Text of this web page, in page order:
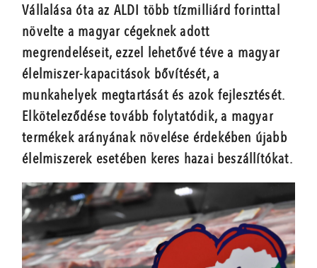
Vállalása óta az ALDI több tízmilliárd forinttal
növelte a magyar cégeknek adott
megrendeléseit, ezzel lehetővé téve a magyar
élelmiszer-kapacitások bővítését, a
munkahelyek megtartását és azok fejlesztését.
Elköteleződése tovább folytatódik, a magyar
termékek arányának növelése érdekében újabb
élelmiszerek esetében keres hazai beszállítókat.